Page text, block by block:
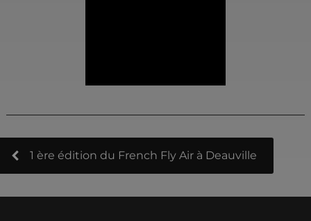
1 ère édition du French Fly Air à Deauville